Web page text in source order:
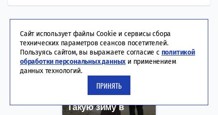
Такую зиму в
Сайт использует файлы Cookie и сервисы сбора
технических параметров сеансов посетителей.
Пользуясь сайтом, вы выражаете согласие с политикой
обработки персональных данных и применением
данных технологий.
ПРИНЯТЬ